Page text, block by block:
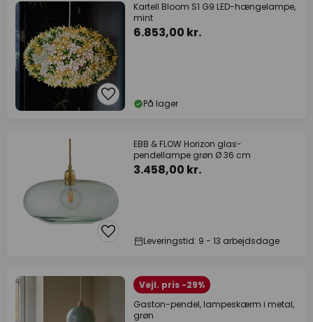
Kartell Bloom S1 G9 LED-hængelampe,
mint
6.853,00 kr.
På lager
EBB & FLOW Horizon glas-
pendellampe grøn Ø 36 cm
3.458,00 kr.
Leveringstid: 9 - 13 arbejdsdage
Vejl. pris -29%
Gaston-pendel, lampeskærm i metal,
grøn